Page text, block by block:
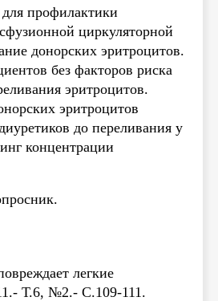
профилактики
циркуляторной
донорских эритроцитов.
без факторов риска
эритроцитов.
эритроцитов
до переливания у
концентрации
легкие
Т.6, №2.- С.109-111.